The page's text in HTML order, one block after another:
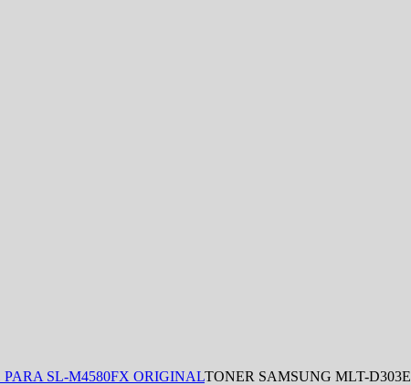
SL-M4580FX ORIGINALTONER SAMSUNG MLT-D303E